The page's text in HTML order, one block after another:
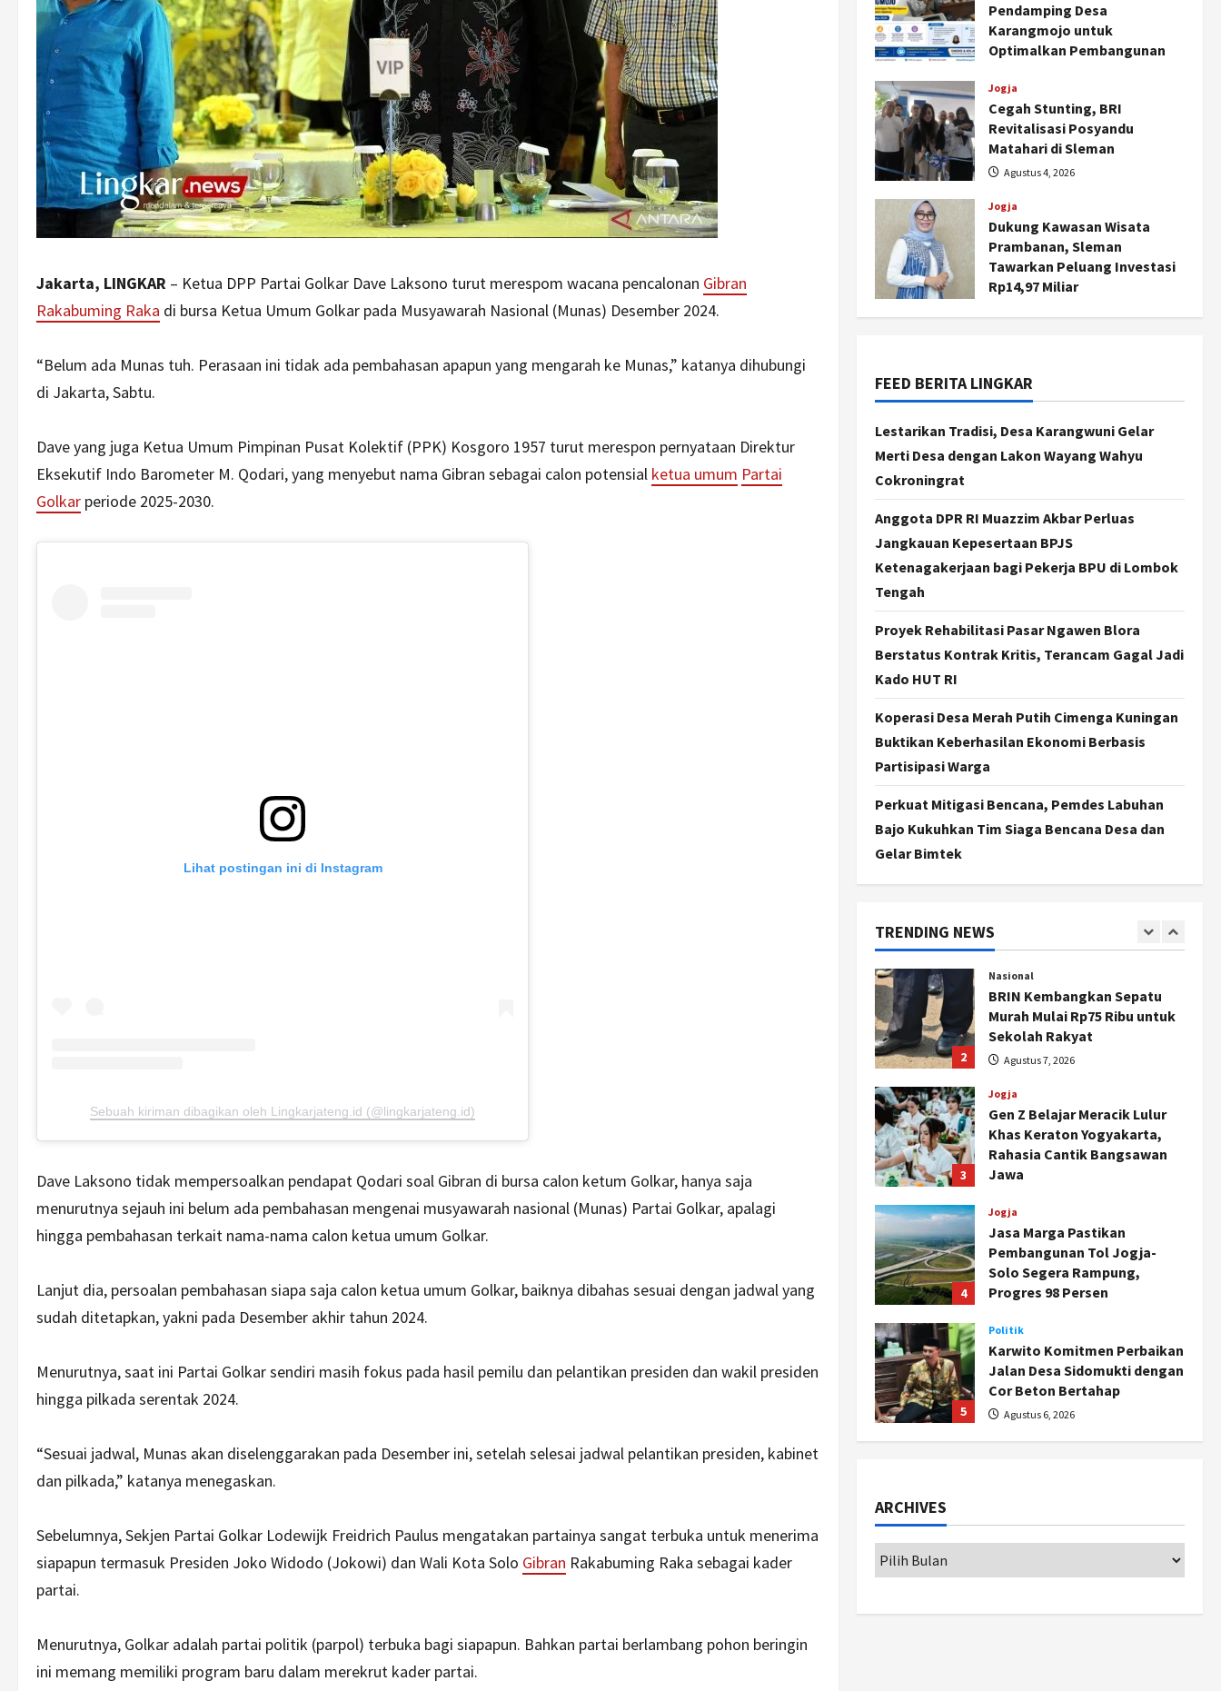
Jakarta, LINGKAR – Ketua DPP Partai Golkar Dave Laksono turut merespom wacana pencalonan Gibran
Rakabuming Raka di bursa Ketua Umum Golkar pada Musyawarah Nasional (Munas) Desember 2024.
“Belum ada Munas tuh. Perasaan ini tidak ada pembahasan apapun yang mengarah ke Munas,” katanya dihubungi
di Jakarta, Sabtu.
Dave yang juga Ketua Umum Pimpinan Pusat Kolektif (PPK) Kosgoro 1957 turut merespon pernyataan Direktur
Eksekutif Indo Barometer M. Qodari, yang menyebut nama Gibran sebagai calon potensial ketua umum Partai
Golkar periode 2025-2030.
Lihat postingan ini di Instagram
Sebuah kiriman dibagikan oleh Lingkarjateng.id (@lingkarjateng.id)
Dave Laksono tidak mempersoalkan pendapat Qodari soal Gibran di bursa calon ketum Golkar, hanya saja
menurutnya sejauh ini belum ada pembahasan mengenai musyawarah nasional (Munas) Partai Golkar, apalagi
hingga pembahasan terkait nama-nama calon ketua umum Golkar.
Lanjut dia, persoalan pembahasan siapa saja calon ketua umum Golkar, baiknya dibahas sesuai dengan jadwal yang
sudah ditetapkan, yakni pada Desember akhir tahun 2024.
Menurutnya, saat ini Partai Golkar sendiri masih fokus pada hasil pemilu dan pelantikan presiden dan wakil presiden
hingga pilkada serentak 2024.
“Sesuai jadwal, Munas akan diselenggarakan pada Desember ini, setelah selesai jadwal pelantikan presiden, kabinet
dan pilkada,” katanya menegaskan.
Sebelumnya, Sekjen Partai Golkar Lodewijk Freidrich Paulus mengatakan partainya sangat terbuka untuk menerima
siapapun termasuk Presiden Joko Widodo (Jokowi) dan Wali Kota Solo Gibran Rakabuming Raka sebagai kader
partai.
Menurutnya, Golkar adalah partai politik (parpol) terbuka bagi siapapun. Bahkan partai berlambang pohon beringin
ini memang memiliki program baru dalam merekrut kader partai.
Pendamping Desa
Karangmojo untuk
Optimalkan Pembangunan
Kalurahan
Agustus 5, 2026
Jogja
Cegah Stunting, BRI
Revitalisasi Posyandu
Matahari di Sleman
Agustus 4, 2026
Jogja
Dukung Kawasan Wisata
Prambanan, Sleman
Tawarkan Peluang Investasi
Rp14,97 Miliar
FEED BERITA LINGKAR
Lestarikan Tradisi, Desa Karangwuni Gelar
Merti Desa dengan Lakon Wayang Wahyu
Cokroningrat
Anggota DPR RI Muazzim Akbar Perluas
Jangkauan Kepesertaan BPJS
Ketenagakerjaan bagi Pekerja BPU di Lombok
Tengah
Proyek Rehabilitasi Pasar Ngawen Blora
Berstatus Kontrak Kritis, Terancam Gagal Jadi
Kado HUT RI
Koperasi Desa Merah Putih Cimenga Kuningan
Buktikan Keberhasilan Ekonomi Berbasis
Partisipasi Warga
Perkuat Mitigasi Bencana, Pemdes Labuhan
Bajo Kukuhkan Tim Siaga Bencana Desa dan
Gelar Bimtek
TRENDING NEWS
2
Nasional
BRIN Kembangkan Sepatu
Murah Mulai Rp75 Ribu untuk
Jogja
Gen Z Belajar Meracik Lulur
Khas Keraton Yogyakarta,
Rahasia Cantik Bangsawan
Agustus 6, 2026
4
Jasa Marga Pastikan
Pembangunan Tol Jogja-
Progres 98 Persen
Agustus 6, 2026
Politik
Karwito Komitmen Perbaikan
Cor Beton Bertahap
Agustus 6, 2026
1
Segera Keluar
2
Nasional
BRIN Kembangkan Sepatu
Murah Mulai Rp75 Ribu untuk
Sekolah Rakyat
Agustus 7, 2026
3
Jogja
Gen Z Belajar Meracik Lulur
Khas Keraton Yogyakarta,
Rahasia Cantik Bangsawan
Jawa
4
Jogja
Jasa Marga Pastikan
Pembangunan Tol Jogja-
Solo Segera Rampung,
Progres 98 Persen
5
Politik
Karwito Komitmen Perbaikan
Jalan Desa Sidomukti dengan
Cor Beton Bertahap
Agustus 6, 2026
1
Segera Keluar
ARCHIVES